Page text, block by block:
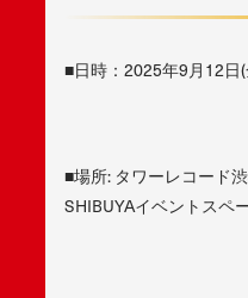
■日時：2025年9月12日(
■場所: タワーレコード
SHIBUYAイベントスペ